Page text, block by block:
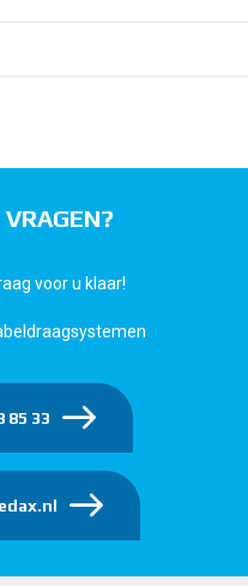
voor u klaar!
85 33